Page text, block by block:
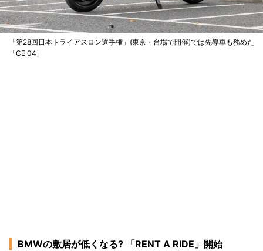
「第28回日本トライアスロン選手権」(東京・台場で開催)では先導車も務めた
「CE 04」
BMWの敷居が低くなる? 「RENT A RIDE」開始